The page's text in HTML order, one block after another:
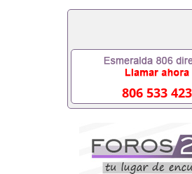
国企/事业单位需要些
了怎么办, 没有正常
毕业551190476您是
育部认证在校挂科了
研究生文凭
文凭551190476国外
业证551190476哪里
买假毕业证
信551190476国外毕
QQ微信551190476快
凭认证QQ微信
806 533 423